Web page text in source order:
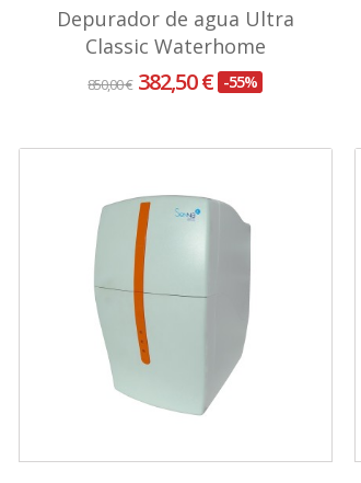
Depurador de agua Ultra
Classic Waterhome
850,00 € 382,50 € -55%